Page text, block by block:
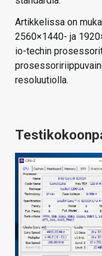
Artikkelissa on
2560×1440- ja
io-techin
resoluutiolla.